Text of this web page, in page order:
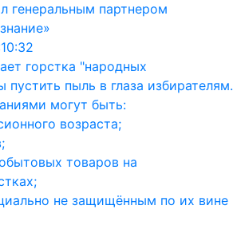
генеральным партнером
горстка "народных
пустить пыль в глаза избирателям.
могут быть:
возраста;
товаров на
не защищённым по их вине